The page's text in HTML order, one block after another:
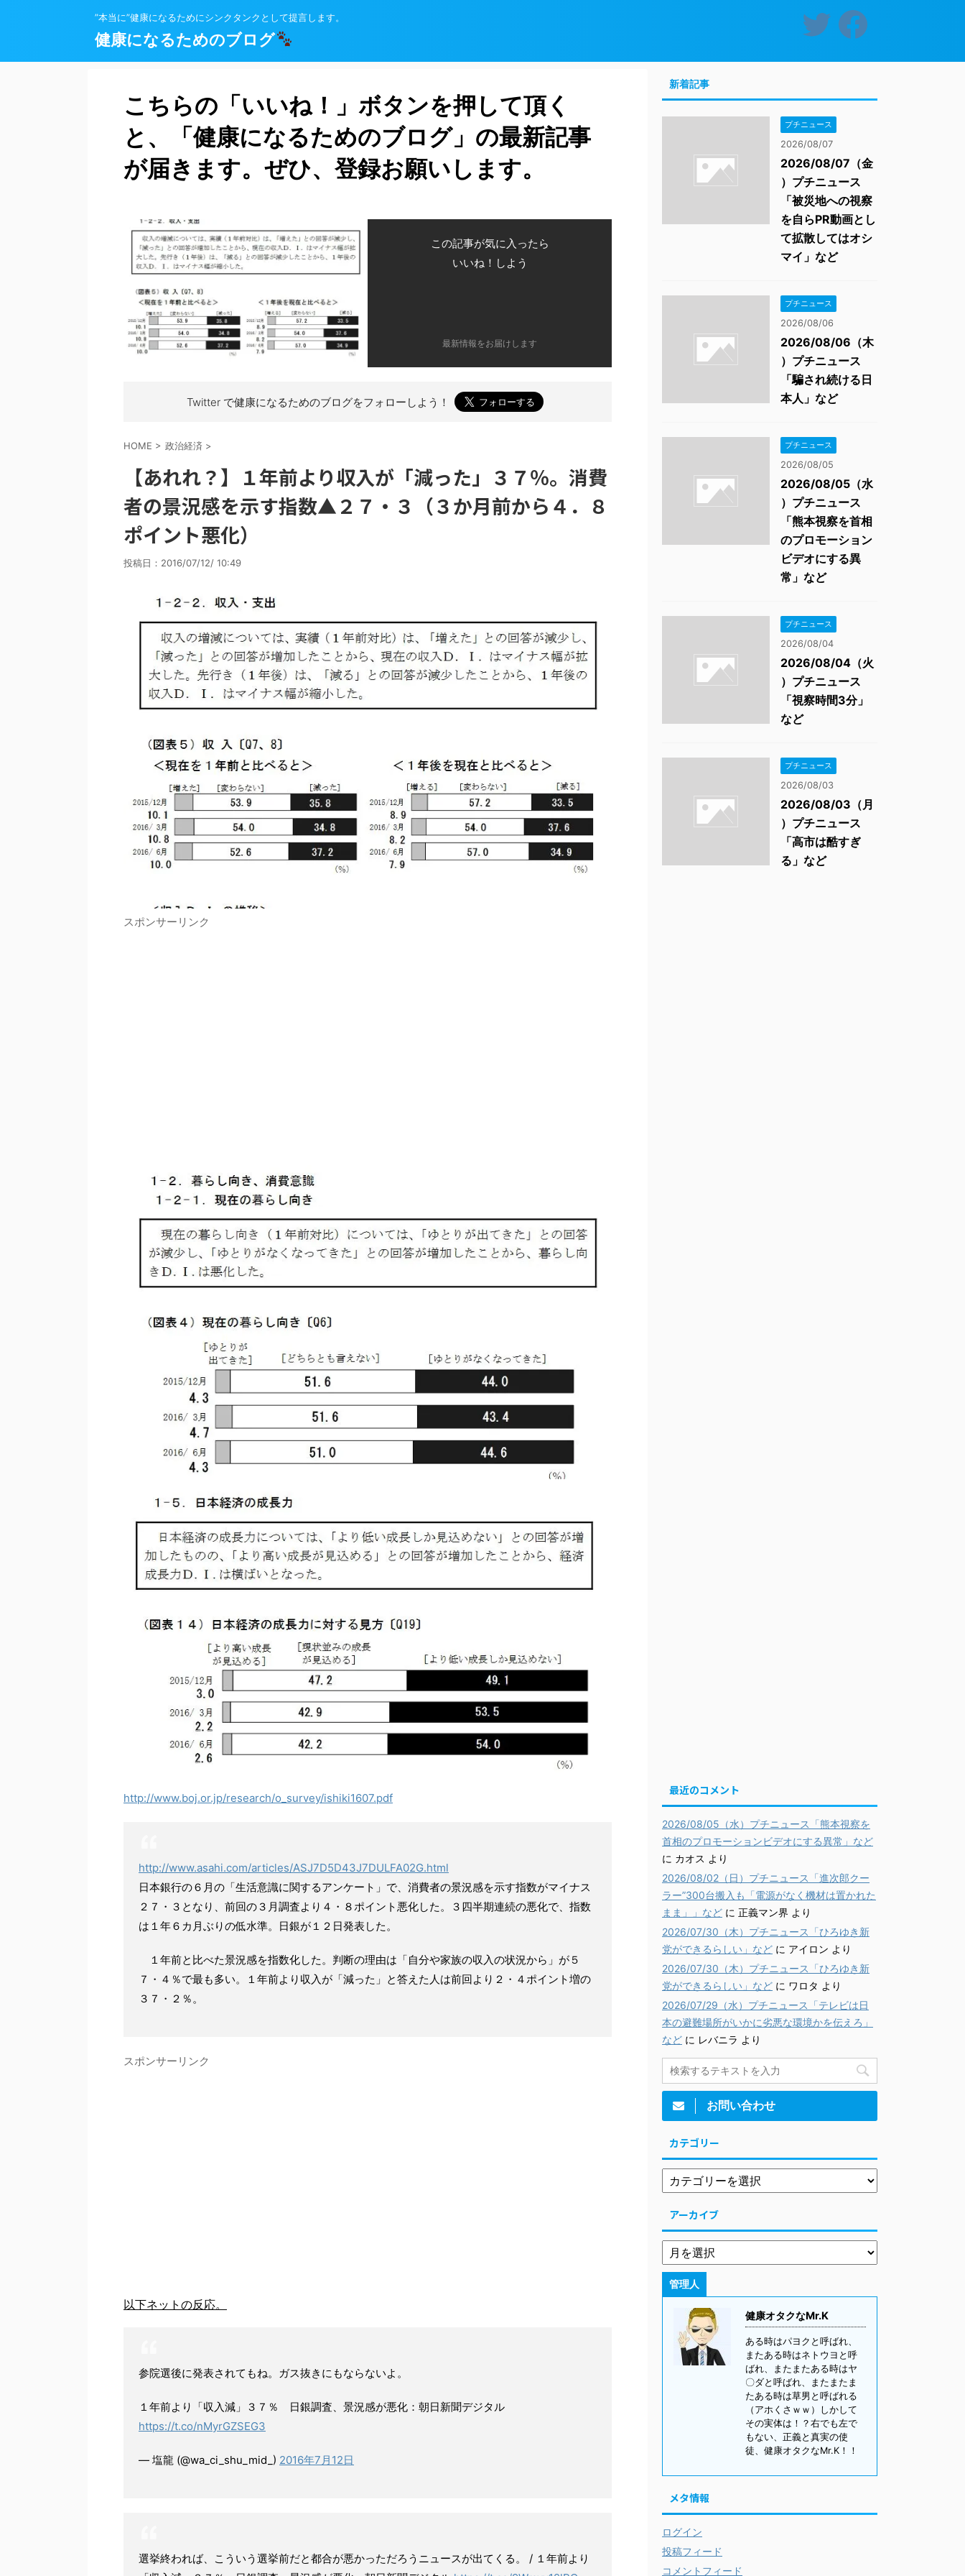
”本当に”健康になるためにシンクタンクとして提言します。
健康になるためのブログ
こちらの「いいね！」ボタンを押して頂く
と、「健康になるためのブログ」の最新記事
が届きます。ぜひ、登録お願いします。
この記事が気に入ったら
いいね！しよう
最新情報をお届けします
Twitter で健康になるためのブログをフォローしよう！
HOME > 政治経済 >
【あれれ？】１年前より収入が「減った」３７％。消費
者の景況感を示す指数▲２７・３（３か月前から４．８
ポイント悪化）
投稿日： 2016/07/12/ 10:49
スポンサーリンク
http://www.boj.or.jp/research/o_survey/ishiki1607.pdf
http://www.asahi.com/articles/ASJ7D5D43J7DULFA02G.html
日本銀行の６月の「生活意識に関するアンケート」で、消費者の景況感を示す指数がマイナス
２７・３となり、前回の３月調査より４・８ポイント悪化した。３四半期連続の悪化で、指数
は１年６カ月ぶりの低水準。日銀が１２日発表した。
１年前と比べた景況感を指数化した。判断の理由は「自分や家族の収入の状況から」が５
７・４％で最も多い。１年前より収入が「減った」と答えた人は前回より２・４ポイント増の
３７・２％。
スポンサーリンク
以下ネットの反応。
参院選後に発表されてもね。ガス抜きにもならないよ。
１年前より「収入減」３７％ 日銀調査、景況感が悪化：朝日新聞デジタル
https://t.co/nMyrGZSEG3
— 塩龍 (@wa_ci_shu_mid_) 2016年7月12日
選挙終われば、こういう選挙前だと都合が悪かっただろうニュースが出てくる。 / １年前より
新着記事
プチニュース
2026/08/07
2026/08/07（金
）プチニュース
「被災地への視察
を自らPR動画とし
て拡散してはオシ
マイ」など
プチニュース
2026/08/06
2026/08/06（木
）プチニュース
「騙され続ける日
本人」など
プチニュース
2026/08/05
2026/08/05（水
）プチニュース
「熊本視察を首相
のプロモーション
ビデオにする異
常」など
プチニュース
2026/08/04
2026/08/04（火
）プチニュース
「視察時間3分」
など
プチニュース
2026/08/03
2026/08/03（月
）プチニュース
「高市は酷すぎ
る」など
最近のコメント
2026/08/05（水）プチニュース「熊本視察を
首相のプロモーションビデオにする異常」など
に カオス より
2026/08/02（日）プチニュース「進次郎クー
ラー”300台搬入も「電源がなく機材は置かれた
まま」」など に 正義マン界 より
2026/07/30（木）プチニュース「ひろゆき新
党ができるらしい」など に アイロン より
2026/07/30（木）プチニュース「ひろゆき新
党ができるらしい」など に ワロタ より
2026/07/29（水）プチニュース「テレビは日
本の避難場所がいかに劣悪な環境かを伝えろ」
など に レバニラ より
お問い合わせ
カテゴリー
アーカイブ
管理人
健康オタクなMr.K
ある時はパヨクと呼ばれ、
またある時はネトウヨと呼
ばれ、またまたある時はヤ
〇ダと呼ばれ、またまたま
たある時は草男と呼ばれる
（アホくさｗｗ）しかして
その実体は！？右でも左で
もない、正義と真実の使
徒、健康オタクなMr.K！！
メタ情報
ログイン
投稿フィード
コメントフィード